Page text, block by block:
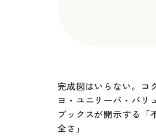
完成図はいらない。コ
ヨ・ユニリーバ・バリ
ブックスが開示する「
全さ」